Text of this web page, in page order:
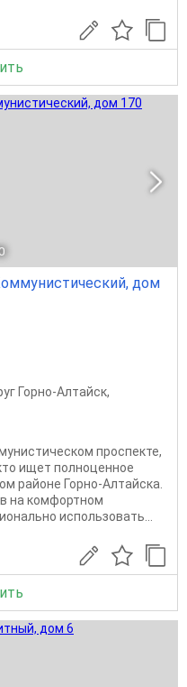
дом
Горно-Алтайск,
проспекте,
ищет полноценное
районе Горно-Алтайска.
на комфортном
использовать...